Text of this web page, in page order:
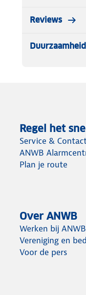
Reviews
Duurzaamheid
Regel het
Service &
ANWB
Plan je route
Over ANWB
Werken bij ANWB
Vereniging en
Voor de pers